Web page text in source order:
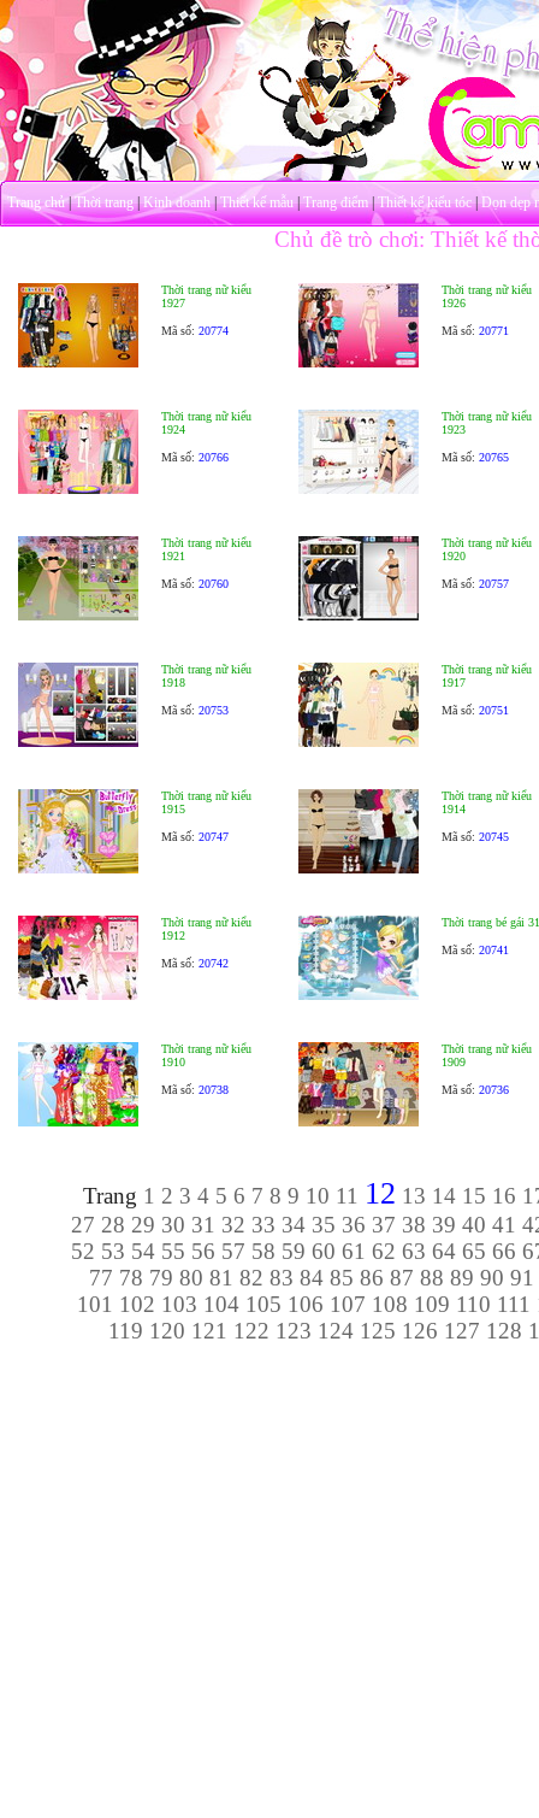
Trang chủ|Thời trang|Kinh doanh|Thiết kế mẫu|Trang điểm|Thiết kế kiểu tóc|Dọn dẹp
Chủ đề trò chơi: Thiết kế
Thời trang nữ kiểu
1927
Mã số: 20774
Thời trang nữ kiểu
1926
Mã số: 20771
Thời trang nữ kiểu
1924
Mã số: 20766
Thời trang nữ kiểu
1923
Mã số: 20765
Thời trang nữ kiểu
1921
Mã số: 20760
Thời trang nữ kiểu
1920
Mã số: 20757
Thời trang nữ kiểu
1918
Mã số: 20753
Thời trang nữ kiểu
1917
Mã số: 20751
Thời trang nữ kiểu
1915
Mã số: 20747
Thời trang nữ kiểu
1914
Mã số: 20745
Thời trang nữ kiểu
1912
Mã số: 20742
Thời trang bé gái 31
Mã số: 20741
Thời trang nữ kiểu
1910
Mã số: 20738
Thời trang nữ kiểu
1909
Mã số: 20736
Trang 1 2 3 4 5 6 7 8 9 10 11 12 13 14 15 16
27 28 29 30 31 32 33 34 35 36 37 38 39 40 41
52 53 54 55 56 57 58 59 60 61 62 63 64 65 66
77 78 79 80 81 82 83 84 85 86 87 88 89 90 91
101 102 103 104 105 106 107 108 109 110 111
119 120 121 122 123 124 125 126 127 128